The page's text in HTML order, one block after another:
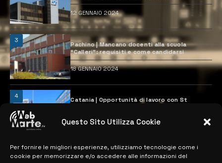
Questo Sito Utilizza Cookie
Per fornire le migliori esperienze, utilizziamo tecnologie come i
cookie per memorizzare e/o accedere alle informazioni del
12 GENNAIO 2024
3
Pachino | Mancano docenti alla scuola
“Calleri”: requisiti e come candidarsi
18 GENNAIO 2024
4
Catania | Opportunità di lavoro con St
28 MARZO 2024